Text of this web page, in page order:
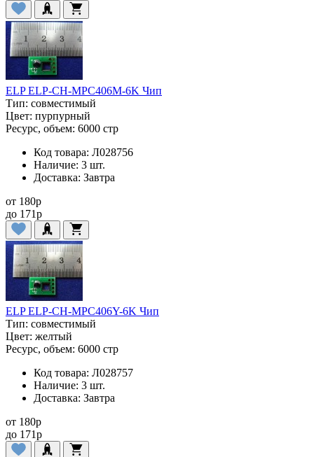
ELP ELP-CH-MPC406M-6K Чип
Тип: совместимый
Цвет: пурпурный
Ресурс, объем: 6000 стр
Код товара: Л028756
Наличие: 3 шт.
Доставка: Завтра
от 180p
до 171p
ELP ELP-CH-MPC406Y-6K Чип
Тип: совместимый
Цвет: желтый
Ресурс, объем: 6000 стр
Код товара: Л028757
Наличие: 3 шт.
Доставка: Завтра
от 180p
до 171p